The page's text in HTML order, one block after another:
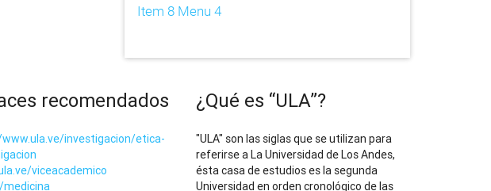
Item 8 Menu 4
recomendados
investigacion/etica-
viceacademico
medicina
¿Qué es “ULA”?
"ULA" son las siglas que se utilizan para
referirse a La Universidad de Los Andes,
ésta casa de estudios es la segunda
Universidad en orden cronológico de las